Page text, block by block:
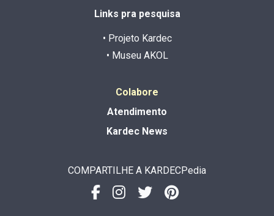
Links pra pesquisa
• Projeto Kardec
• Museu AKOL
Colabore
Atendimento
Kardec News
COMPARTILHE A KARDECPedia